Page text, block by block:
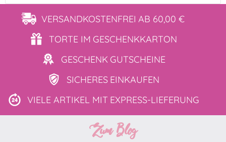
VERSANDKOSTENFREI AB 60,00 €
TORTE IM GESCHENKKARTON
GESCHENK GUTSCHEINE
SICHERES EINKAUFEN
VIELE ARTIKEL MIT EXPRESS-LIEFERUNG
Zum Blog